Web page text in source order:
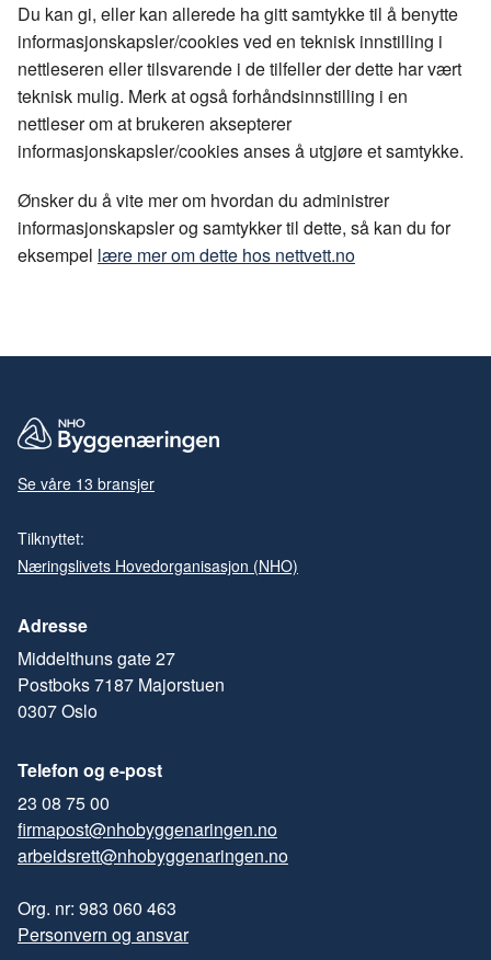
Du kan gi, eller kan allerede ha gitt samtykke til å benytte
informasjonskapsler/cookies ved en teknisk innstilling i
nettleseren eller tilsvarende i de tilfeller der dette har vært
teknisk mulig. Merk at også forhåndsinnstilling i en
nettleser om at brukeren aksepterer
informasjonskapsler/cookies anses å utgjøre et samtykke.
Ønsker du å vite mer om hvordan du administrer
informasjonskapsler og samtykker til dette, så kan du for
eksempel lære mer om dette hos nettvett.no
Se våre 13 bransjer
Tilknyttet:
Næringslivets Hovedorganisasjon (NHO)
Adresse
Middelthuns gate 27
Postboks 7187 Majorstuen
0307 Oslo
Telefon og e-post
23 08 75 00
firmapost@nhobyggenaringen.no
arbeidsrett@nhobyggenaringen.no
Org. nr: 983 060 463
Personvern og ansvar